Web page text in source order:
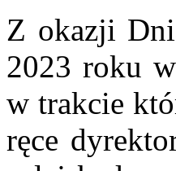
Z okazji
2023 roku
w trakcie
ręce